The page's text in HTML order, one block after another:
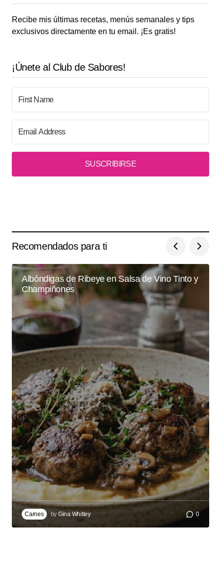
Recibe mis últimas recetas, menús semanales y tips
exclusivos directamente en tu email. ¡Es gratis!
¡Únete al Club de Sabores!
SUSCRIBIRSE
Recomendados para ti
Albóndigas de Ribeye en Salsa de Vino Tinto y
Champiñones
Carnes by Gina Whitley 0